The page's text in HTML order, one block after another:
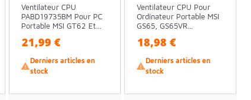
Ventilateur CPU
PABD19735BM Pour PC
Portable MSI GT62 Et...
21,99 €

Derniers articles en
stock
Ventilateur CPU Pour
Ordinateur Portable MSI
GS65, GS65VR...
18,98 €

Derniers articles en
stock